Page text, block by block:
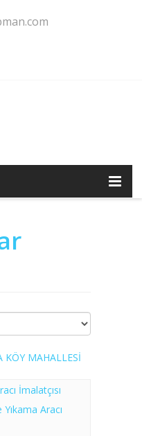
KÖY MAHALLESİ
İmalatçısı
Aracı